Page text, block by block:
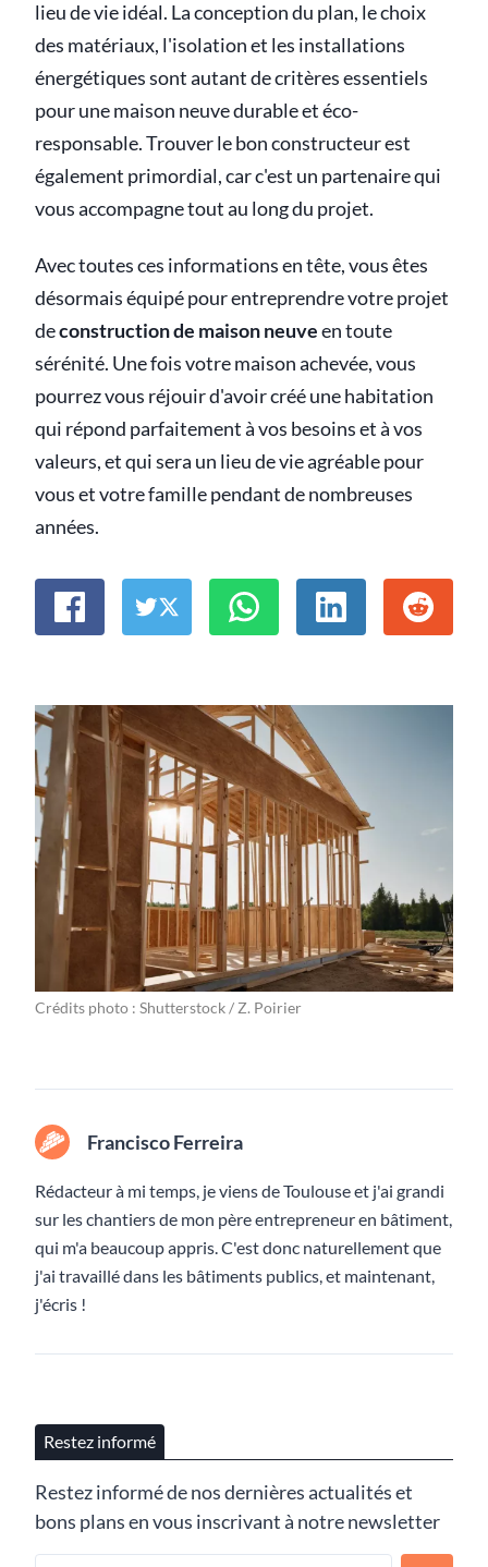
lieu de vie idéal. La conception du plan, le choix
des matériaux, l'isolation et les installations
énergétiques sont autant de critères essentiels
pour une maison neuve durable et éco-
responsable. Trouver le bon constructeur est
également primordial, car c'est un partenaire qui
vous accompagne tout au long du projet.
Avec toutes ces informations en tête, vous êtes
désormais équipé pour entreprendre votre projet
deconstruction de maison neuveen toute
sérénité. Une fois votre maison achevée, vous
pourrez vous réjouir d'avoir créé une habitation
qui répond parfaitement à vos besoins et à vos
valeurs, et qui sera un lieu de vie agréable pour
vous et votre famille pendant de nombreuses
années.
Crédits photo : Shutterstock / Z. Poirier
Francisco Ferreira
Rédacteur à mi temps, je viens de Toulouse et j'ai grandi
sur les chantiers de mon père entrepreneur en bâtiment,
qui m'a beaucoup appris. C'est donc naturellement que
j'ai travaillé dans les bâtiments publics, et maintenant,
j'écris !
Restez informé
Restez informé de nos dernières actualités et
bons plans en vous inscrivant à notre newsletter